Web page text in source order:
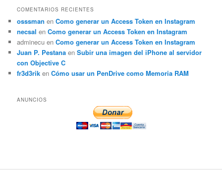
COMENTARIOS RECIENTES
osssman enComo generar un Access Token en Instagram
necsal enComo generar un Access Token en Instagram
adminecu enComo generar un Access Token en Instagram
Juan P. Pestana enSubir una imagen del iPhone al servidor
con Objective C
fr3d3rik enCómo usar un PenDrive como Memoria RAM
ANUNCIOS